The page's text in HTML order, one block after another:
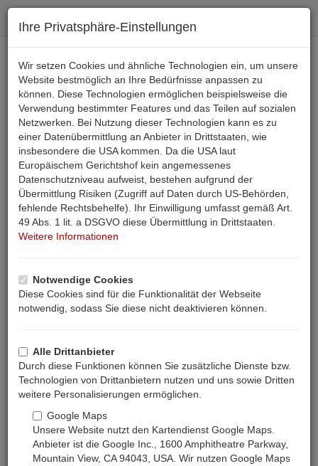
Ihre Privatsphäre-Einstellungen
Wir setzen Cookies und ähnliche Technologien ein, um unsere
Website bestmöglich an Ihre Bedürfnisse anpassen zu
können. Diese Technologien ermöglichen beispielsweise die
Verwendung bestimmter Features und das Teilen auf sozialen
Netzwerken. Bei Nutzung dieser Technologien kann es zu
einer Datenübermittlung an Anbieter in Drittstaaten, wie
insbesondere die USA kommen. Da die USA laut
Europäischem Gerichtshof kein angemessenes
Datenschutzniveau aufweist, bestehen aufgrund der
Übermittlung Risiken (Zugriff auf Daten durch US-Behörden,
fehlende Rechtsbehelfe). Ihr Einwilligung umfasst gemäß Art.
49 Abs. 1 lit. a DSGVO diese Übermittlung in Drittstaaten.
Weitere Informationen
Notwendige Cookies
Diese Cookies sind für die Funktionalität der Webseite
notwendig, sodass Sie diese nicht deaktivieren können.
Alle Drittanbieter
Durch diese Funktionen können Sie zusätzliche Dienste bzw.
Technologien von Drittanbietern nutzen und uns sowie Dritten
weitere Personalisierungen ermöglichen.
Google Maps
Unsere Website nutzt den Kartendienst Google Maps.
Anbieter ist die Google Inc., 1600 Amphitheatre Parkway,
Mountain View, CA 94043, USA. Wir nutzen Google Maps
+43 4242 36 355
Email
SUCHE
Bauernhof Urlaub Österreich - Ferienwohnung 4
Personen im Gurktal
Beschreibung Anfrage Bewertungen
Start Ferienwohnung Pgl 00159